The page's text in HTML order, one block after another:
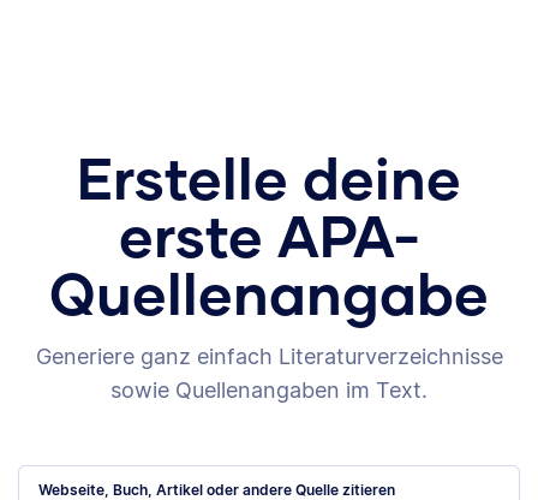
Erstelle deine
erste APA-
Quellenangabe
Generiere ganz einfach Literaturverzeichnisse
sowie Quellenangaben im Text.
Webseite, Buch, Artikel oder andere Quelle zitieren